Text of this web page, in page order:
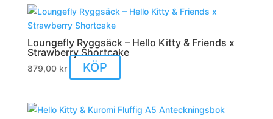
Loungefly Ryggsäck – Hello Kitty & Friends x
Strawberry Shortcake
879,00 kr KÖP